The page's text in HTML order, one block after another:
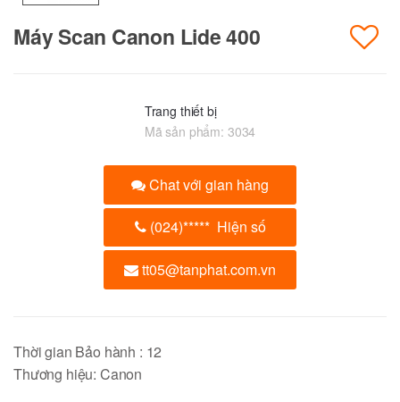
Máy Scan Canon Lide 400
Trang thiết bị
Mã sản phẩm: 3034
Chat với gian hàng
(024)***** Hiện số
tt05@tanphat.com.vn
Thời gian Bảo hành : 12
Thương hiệu: Canon